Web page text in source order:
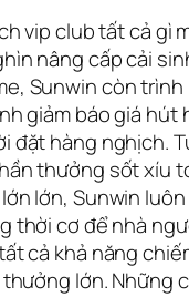
vip club tất cả gì
nâng cấp cải
Sunwin còn trình
giảm báo giá hút
đặt hàng nghịch.
thưởng sốt xíu
lớn, Sunwin
thời cơ để nhà
cả khả năng
lớn. Những